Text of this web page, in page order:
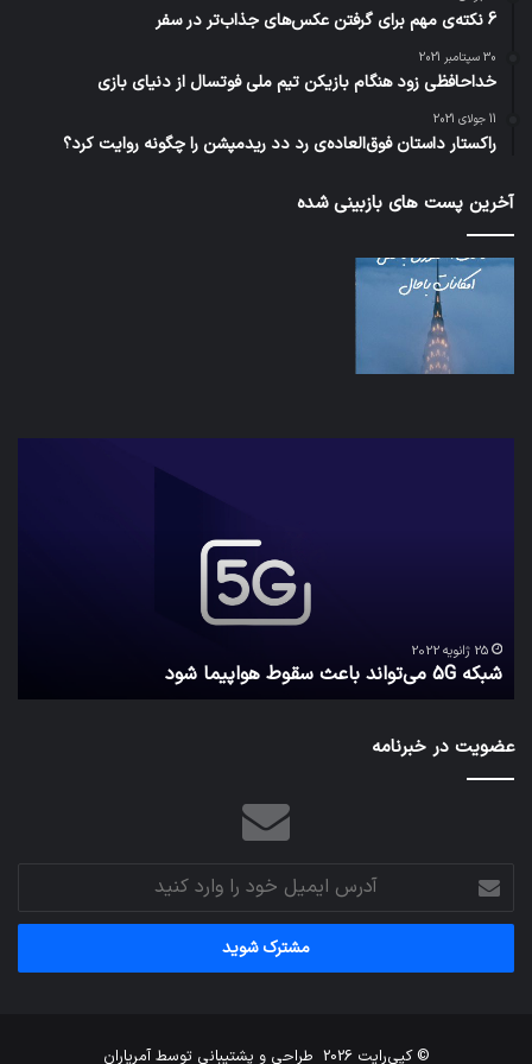
6 نکته‌ی مهم برای گرفتن عکس‌های جذاب‌تر در سفر
30 سپتامبر 2021
خداحافظی زود هنگام بازیکن تیم ملی فوتسال از دنیای بازی
11 جولای 2021
راکستار داستان فوق‌العاده‌ی رد دد ریدمپشن را چگونه روایت کرد؟
آخرین پست های بازبینی شده
25 ژانویه 2022
شبکه 5G می‌تواند باعث سقوط هواپیما شود
عضویت در خبرنامه
آدرس
ایمیل
خود
وارد
© کپی‌رایت 2026 طراحی و پشتیبانی توسطآمریاران